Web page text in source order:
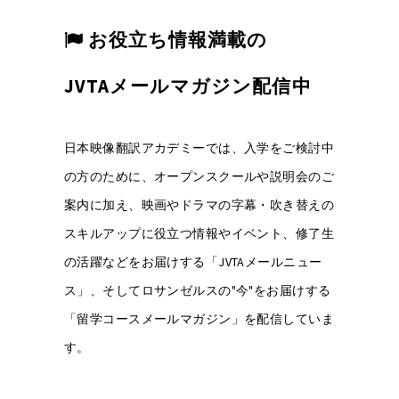
お役立ち情報満載の
JVTAメールマガジン配信中
日本映像翻訳アカデミーでは、入学をご検討中
の方のために、オープンスクールや説明会のご
案内に加え、映画やドラマの字幕・吹き替えの
スキルアップに役立つ情報やイベント、修了生
の活躍などをお届けする「JVTAメールニュー
ス」、そしてロサンゼルスの"今"をお届けする
「留学コースメールマガジン」を配信していま
す。